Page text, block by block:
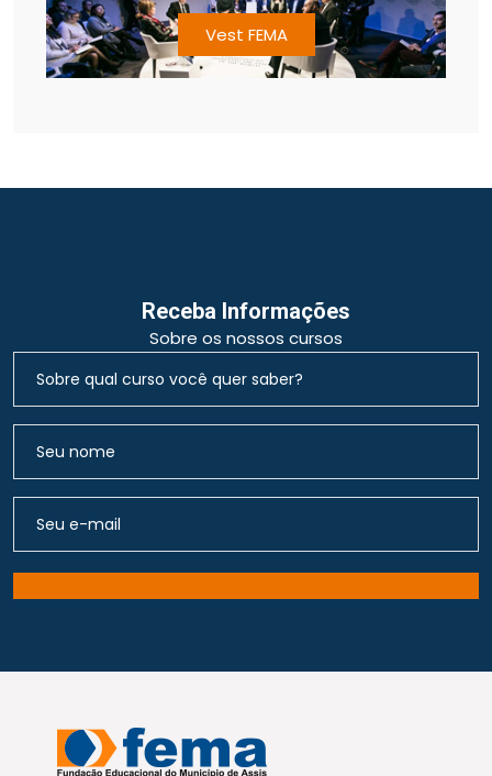
Vest FEMA
Receba Informações
Sobre os nossos cursos